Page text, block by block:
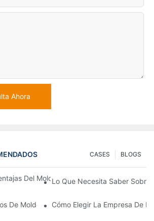
Ahora
BLOGS
CASES
Del Moldeo Por Inyección De
Lo Que Necesita Saber Sobre
De Moldeo Por Inserción Pueden Mejorar
Cómo Elegir La Empresa De